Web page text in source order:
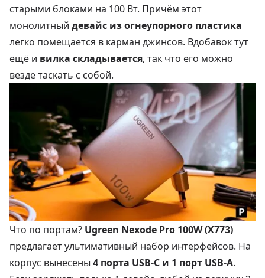
старыми блоками на 100 Вт. Причём этот
монолитный девайс из огнеупорного пластика
легко помещается в карман джинсов. Вдобавок тут
ещё и вилка складывается, так что его можно
везде таскать с собой.
Что по портам? Ugreen Nexode Pro 100W (X773)
предлагает ультимативный набор интерфейсов. На
корпус вынесены 4 порта USB-C и 1 порт USB-A.